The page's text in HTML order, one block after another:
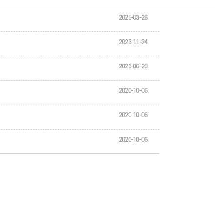
2025-03-26
2023-11-24
2023-06-29
2020-10-06
2020-10-06
2020-10-06